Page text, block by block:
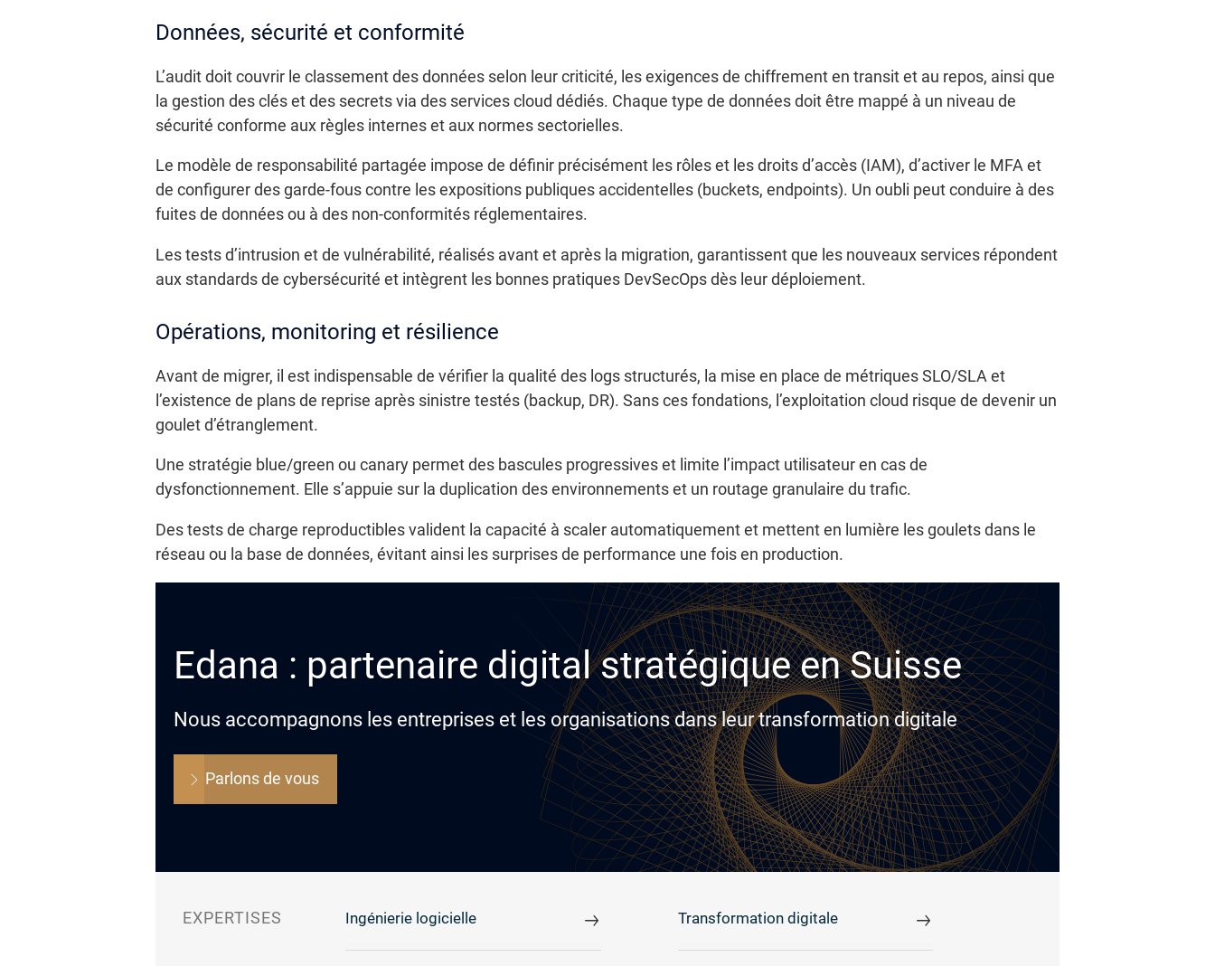
Données, sécurité et conformité
L’audit doit couvrir le classement des données selon leur criticité, les exigences de chiffrement en transit et au repos, ainsi que
la gestion des clés et des secrets via des services cloud dédiés. Chaque type de données doit être mappé à un niveau de
sécurité conforme aux règles internes et aux normes sectorielles.
Le modèle de responsabilité partagée impose de définir précisément les rôles et les droits d’accès (IAM), d’activer le MFA et
de configurer des garde-fous contre les expositions publiques accidentelles (buckets, endpoints). Un oubli peut conduire à des
fuites de données ou à des non-conformités réglementaires.
Les tests d’intrusion et de vulnérabilité, réalisés avant et après la migration, garantissent que les nouveaux services répondent
aux standards de cybersécurité et intègrent les bonnes pratiques DevSecOps dès leur déploiement.
Opérations, monitoring et résilience
Avant de migrer, il est indispensable de vérifier la qualité des logs structurés, la mise en place de métriques SLO/SLA et
l’existence de plans de reprise après sinistre testés (backup, DR). Sans ces fondations, l’exploitation cloud risque de devenir un
goulet d’étranglement.
Une stratégie blue/green ou canary permet des bascules progressives et limite l’impact utilisateur en cas de
dysfonctionnement. Elle s’appuie sur la duplication des environnements et un routage granulaire du trafic.
Des tests de charge reproductibles valident la capacité à scaler automatiquement et mettent en lumière les goulets dans le
réseau ou la base de données, évitant ainsi les surprises de performance une fois en production.
Edana : partenaire digital stratégique en Suisse
Nous accompagnons les entreprises et les organisations dans leur transformation digitale
Parlons de vous
EXPERTISES Ingénierie logicielle Transformation digitale